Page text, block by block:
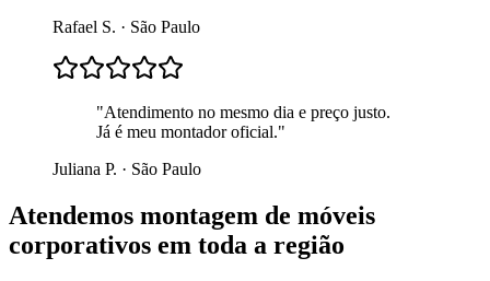
Rafael S. · São Paulo
"Atendimento no mesmo dia e preço justo.
Já é meu montador oficial."
Juliana P. · São Paulo
Atendemos montagem de móveis
corporativos em toda a região